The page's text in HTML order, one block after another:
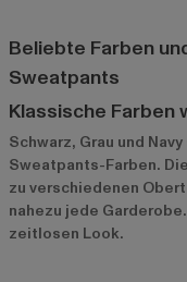
Beliebte Farben
Sweatpants
Klassische Farben
Schwarz, Grau und
Sweatpants-Farben.
zu verschiedenen
nahezu jede
zeitlosen Look.